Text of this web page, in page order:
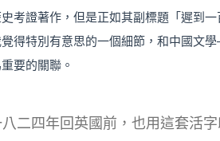
考證著作，但是正如其副標題「遲到
得特別有意思的一個細節，和中國文學
要的關聯。
二四年回英國前，也用這套活